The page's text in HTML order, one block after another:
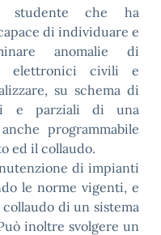
che ha
di individuare e
anomalie di
elettronici civili e
su schema di
e parziali di una
programmabile
ed il collaudo.
di impianti
le norme vigenti, e
di un sistema
inoltre svolgere un